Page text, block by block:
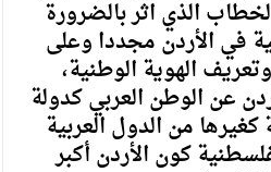
الذي اثر بالضرورة
في الأردن مجددا وعلى
الهوية الوطنية،
عن الوطن العربي كدولة
كغيرها من الدول العربية
كون الأردن أكبر